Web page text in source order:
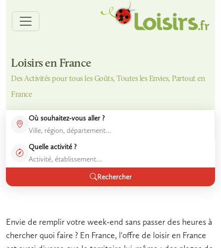
Loisirs en France
Des Activités pour tous les Goûts, Toutes les Envies, Partout en
France
Où souhaitez-vous aller ?
Quelle activité ?
Rechercher
Envie de remplir votre week-end sans passer des heures à
chercher quoi faire ? En France, l'offre de loisir en France